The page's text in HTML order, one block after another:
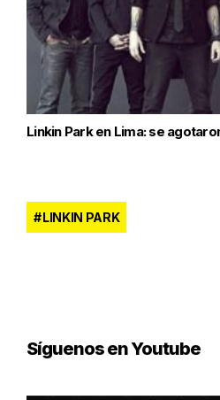
Linkin Park en Lima: se
LINKIN PARK
Síguenos en Youtube